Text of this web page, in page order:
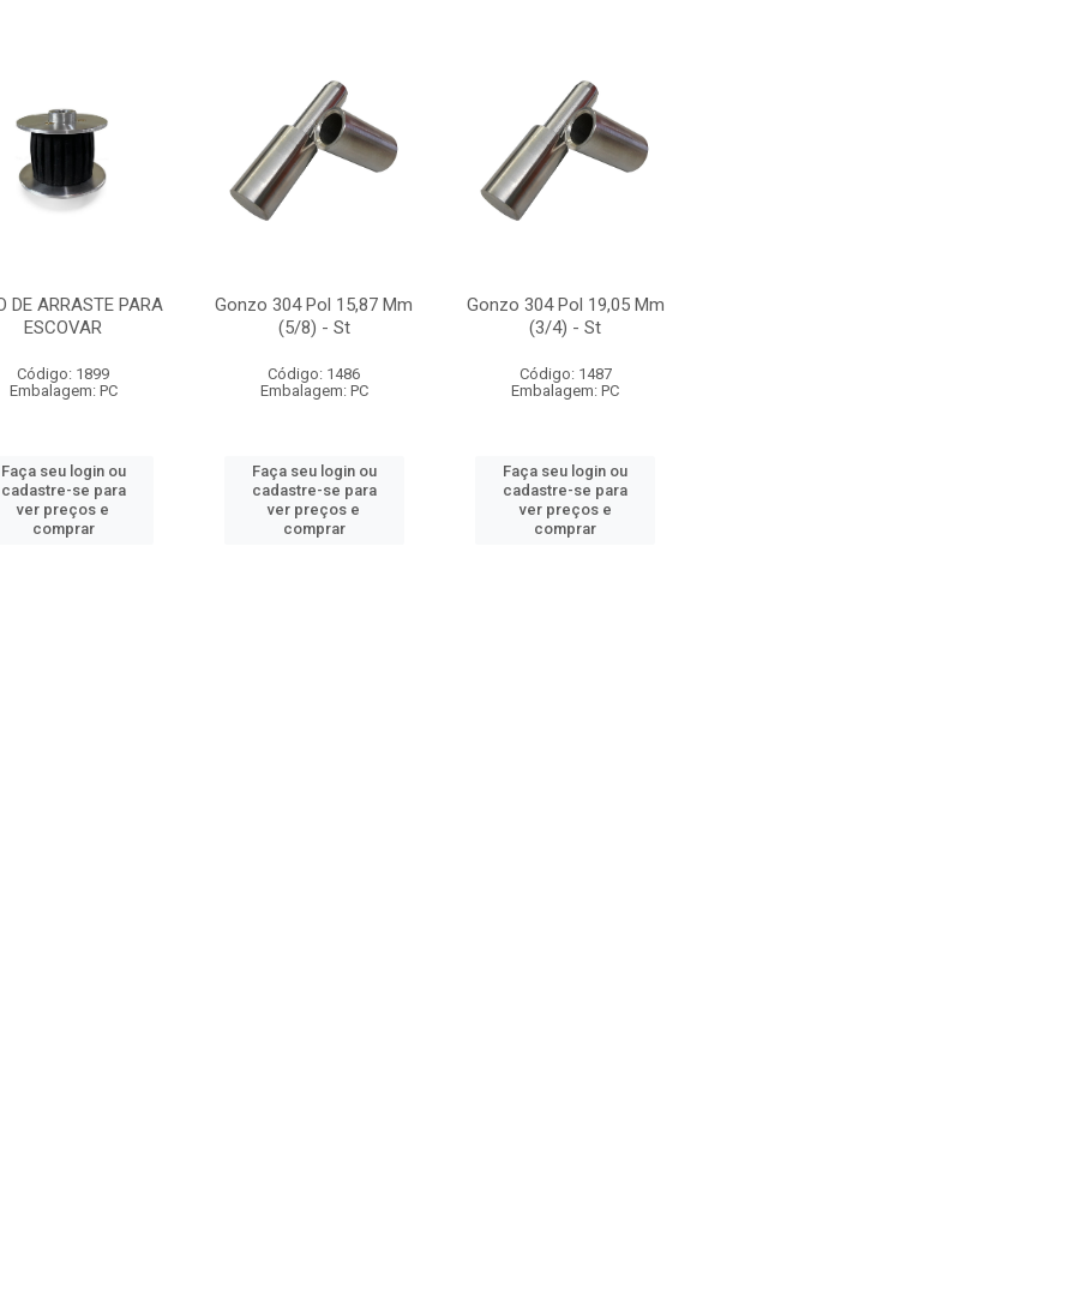
DE ARRASTE PARA
ESCOVAR
Código: 1899
Embalagem: PC
Faça seu login ou
cadastre-se para
ver preços e
comprar
Gonzo 304 Pol 15,87 Mm
(5/8) - St
Código: 1486
Embalagem: PC
Faça seu login ou
cadastre-se para
ver preços e
comprar
Gonzo 304 Pol 19,05 Mm
(3/4) - St
Código: 1487
Embalagem: PC
Faça seu login ou
cadastre-se para
ver preços e
comprar